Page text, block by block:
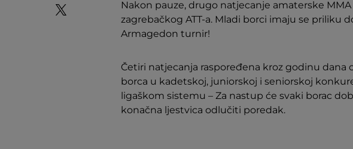
Nakon pauze, drugo natjecanje amaterske
zagrebačkog ATT-a. Mladi borci imaju se priliku
Armagedon turnir!
Četiri natjecanja raspoređena kroz godinu
borca u kadetskoj, juniorskoj i seniorskoj
ligaškom sistemu – Za nastup će svaki borac
konačna ljestvica odlučiti poredak.